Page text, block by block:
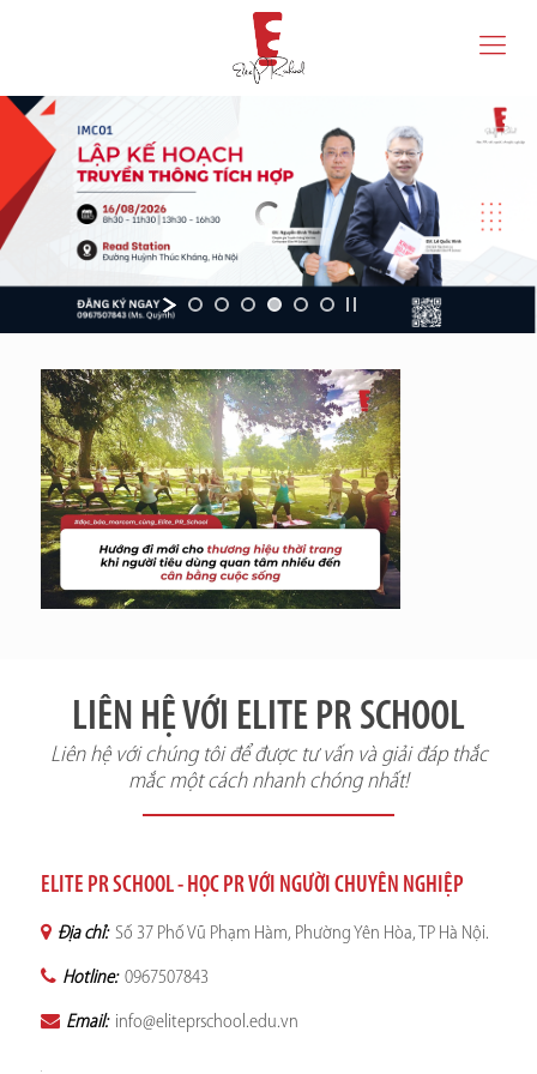
LIÊN HỆ VỚI ELITE PR SCHOOL
Liên hệ với chúng tôi để được tư vấn và giải đáp thắc
mắc một cách nhanh chóng nhất!
ELITE PR SCHOOL - HỌC PR VỚI NGƯỜI CHUYÊN NGHIỆP
Địa chỉ: Số 37 Phố Vũ Phạm Hàm, Phường Yên Hòa, TP Hà Nội.
Hotline: 0967507843
Email: info@eliteprschool.edu.vn